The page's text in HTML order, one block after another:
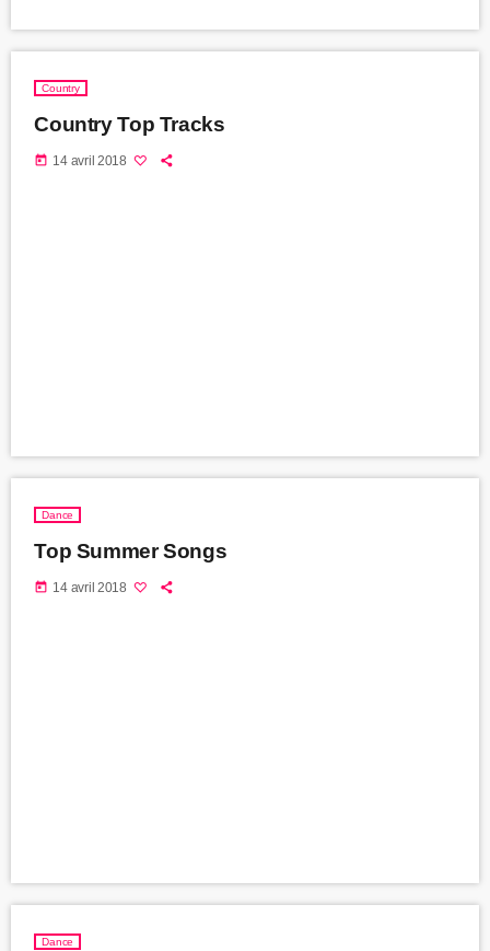
Country
Country Top Tracks
today 14 avril 2018
Dance
Top Summer Songs
today 14 avril 2018
Dance